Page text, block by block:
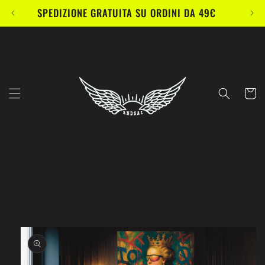
direttamenteSPEDIZIONE GRATUITA SU ORDINI DA 49€
Carrello